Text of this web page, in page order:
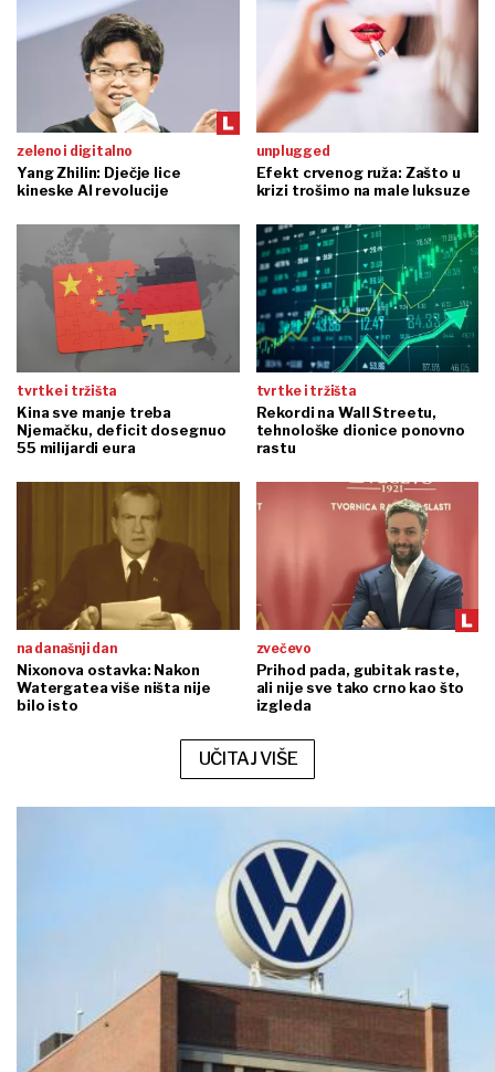
zeleno i digitalno
Yang Zhilin: Dječje lice
kineske AI revolucije
unplugged
Efekt crvenog ruža: Zašto u
krizi trošimo na male luksuze
tvrtke i tržišta
Kina sve manje treba
Njemačku, deficit dosegnuo
55 milijardi eura
tvrtke i tržišta
Rekordi na Wall Streetu,
tehnološke dionice ponovno
rastu
na današnji dan
Nixonova ostavka: Nakon
Watergatea više ništa nije
bilo isto
zvečevo
Prihod pada, gubitak raste,
ali nije sve tako crno kao što
izgleda
UČITAJ VIŠE